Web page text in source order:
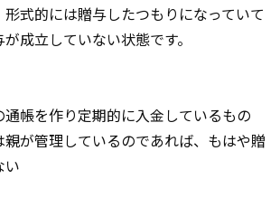
式的には贈与したつもりになっていて
成立していない状態です。
帳を作り定期的に入金しているもの
が管理しているのであれば、もはや贈
い